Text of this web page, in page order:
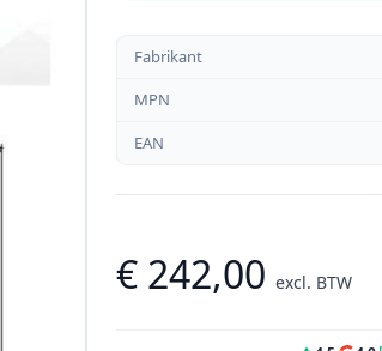
Fabrikant
MPN
EAN
€ 242,00 excl. BTW